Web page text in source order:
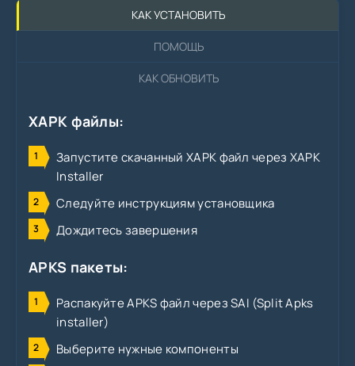
КАК УСТАНОВИТЬ
ПОМОЩЬ
КАК ОБНОВИТЬ
XAPK файлы:
Запустите скачанный XAPK файл через XAPK
Installer
Следуйте инструкциям установщика
Дождитесь завершения
APKS пакеты:
Распакуйте APKS файл через SAI (Split Apks
installer)
Выберите нужные компоненты